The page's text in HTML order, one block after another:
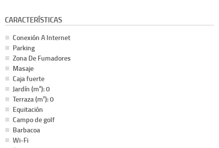
CARACTERÍSTICAS
Conexión A Internet
Parking
Zona De Fumadores
Masaje
Caja fuerte
Jardín (m²): 0
Terraza (m²): 0
Equitación
Campo de golf
Barbacoa
Wi-Fi